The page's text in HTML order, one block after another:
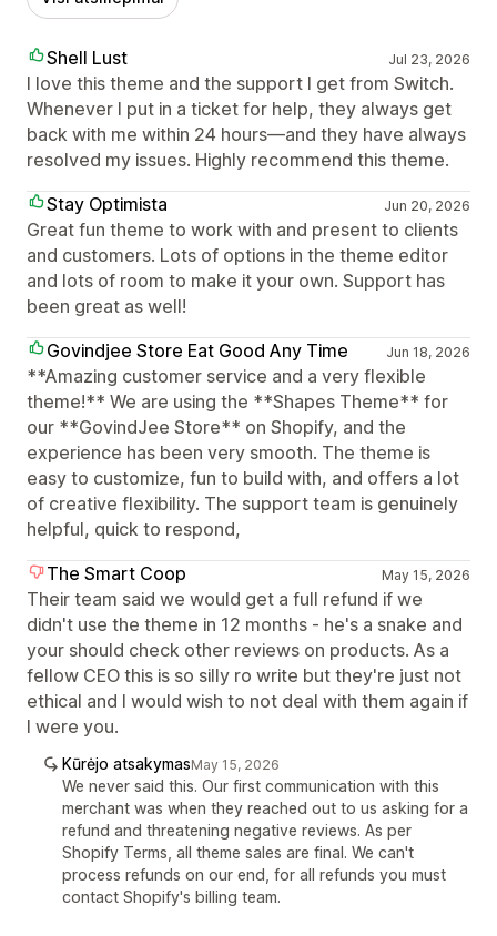
Shell Lust Jul 23, 2026
I love this theme and the support I get from Switch.
Whenever I put in a ticket for help, they always get
back with me within 24 hours—and they have always
resolved my issues. Highly recommend this theme.
Stay Optimista
Jun 20, 2026
Great fun theme to work with and present to clients
and customers. Lots of options in the theme editor
and lots of room to make it your own. Support has
been great as well!
Govindjee Store Eat Good Any Time
Jun 18, 2026
**Amazing customer service and a very flexible
theme!** We are using the **Shapes Theme** for
our **GovindJee Store** on Shopify, and the
experience has been very smooth. The theme is
easy to customize, fun to build with, and offers a lot
of creative flexibility. The support team is genuinely
helpful, quick to respond,
The Smart Coop
May 15, 2026
Their team said we would get a full refund if we
didn't use the theme in 12 months - he's a snake and
your should check other reviews on products. As a
fellow CEO this is so silly ro write but they're just not
ethical and I would wish to not deal with them again if
I were you.
Kūrėjo atsakymasMay 15, 2026
We never said this. Our first communication with this
merchant was when they reached out to us asking for a
refund and threatening negative reviews. As per
Shopify Terms, all theme sales are final. We can't
process refunds on our end, for all refunds you must
contact Shopify's billing team.